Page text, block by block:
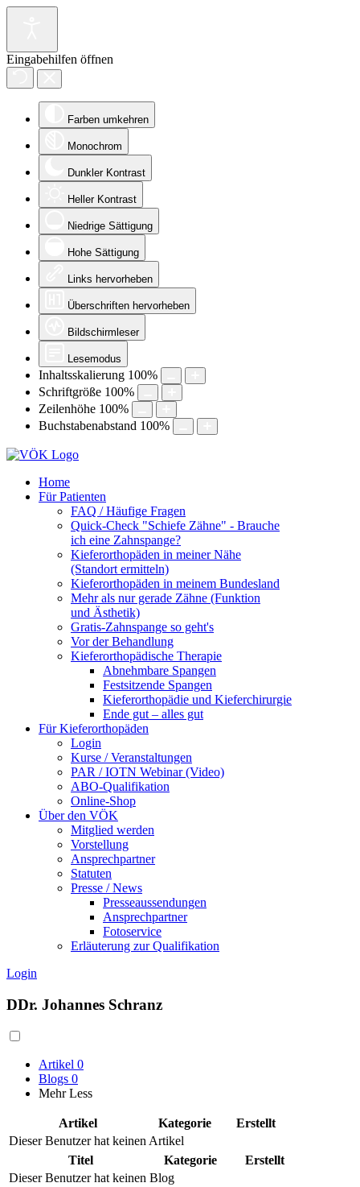
Eingabehilfen öffnen
Farben umkehren
Monochrom
Dunkler Kontrast
Heller Kontrast
Niedrige Sättigung
Hohe Sättigung
Links hervorheben
Überschriften hervorheben
Bildschirmleser
Lesemodus
Inhaltsskalierung 100%
Schriftgröße 100%
Zeilenhöhe 100%
Buchstabenabstand 100%
Home
Für Patienten
FAQ / Häufige Fragen
Quick-Check "Schiefe Zähne" - Brauche
ich eine Zahnspange?
Kieferorthopäden in meiner Nähe
(Standort ermitteln)
Kieferorthopäden in meinem Bundesland
Mehr als nur gerade Zähne (Funktion
und Ästhetik)
Gratis-Zahnspange so geht's
Vor der Behandlung
Kieferorthopädische Therapie
Abnehmbare Spangen
Festsitzende Spangen
Kieferorthopädie und Kieferchirurgie
Ende gut – alles gut
Für Kieferorthopäden
Login
Kurse / Veranstaltungen
PAR / IOTN Webinar (Video)
ABO-Qualifikation
Online-Shop
Über den VÖK
Mitglied werden
Vorstellung
Ansprechpartner
Statuten
Presse / News
Presseaussendungen
Ansprechpartner
Fotoservice
Erläuterung zur Qualifikation
Login
DDr. Johannes Schranz
Artikel 0
Blogs 0
Mehr Less
Artikel Kategorie
Erstellt
Dieser Benutzer hat keinen Artikel
Titel
Kategorie
Erstellt
Dieser Benutzer hat keinen Blog